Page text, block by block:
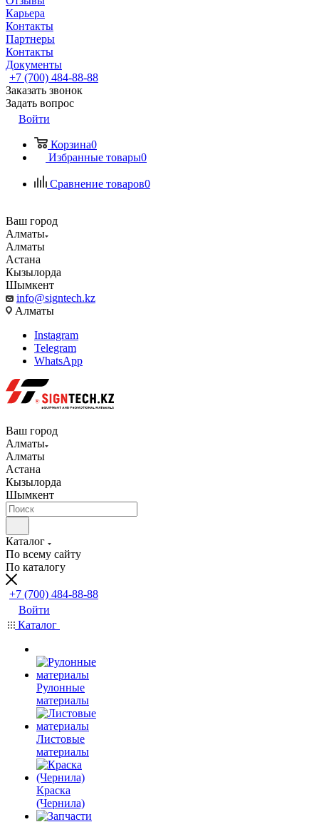
Карьера
Контакты
Партнеры
Контакты
Документы
+7 (700) 484-88-88
Заказать звонок
Задать вопрос
Войти
Корзина0
Избранные товары0
Сравнение товаров0
Ваш город
Алматы
Алматы
Астана
Кызылорда
Шымкент
info@signtech.kz
Алматы
Instagram
Telegram
WhatsApp
Ваш город
Алматы
Алматы
Астана
Кызылорда
Шымкент
Каталог
По всему сайту
По каталогу
+7 (700) 484-88-88
Войти
Каталог
Рулонные
материалы
Листовые
материалы
Краска
(Чернила)